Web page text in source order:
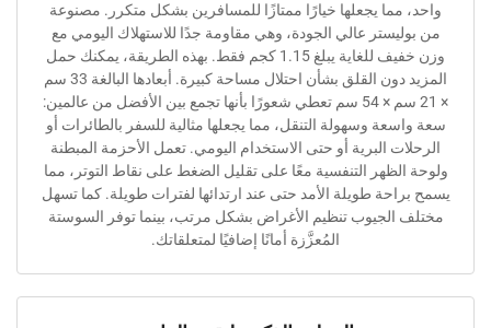
يجعلها خيارًا ممتازًا للمسافرين بشكل متكرر. مصنوعة
عالي الجودة، وهي مقاومة جدًا للاستهلاك اليومي مع
وزن خفيف للغاية يبلغ 1.15 كجم فقط. بهذه الطريقة، يمكنك حمل
المزيد دون القلق بشأن احتلال مساحة كبيرة. أبعادها البالغة 33 سم
× 21 سم × 54 سم تعطي شعورًا بأنها تجمع بين الأفضل من عالمين:
وسهولة التنقل، مما يجعلها مثالية للسفر بالطائرات أو
البرية أو حتى الاستخدام اليومي. تعمل الأحزمة المبطنة
التنفسية معًا على تقليل الضغط على نقاط التوتر، مما
طويلة الأمد حتى عند ارتدائها لفترات طويلة. كما تسهل
تنظيم الأغراض بشكل مرتب، بينما توفر السوستة
المُعزَّزة أمانًا إضافيًا لمتعلقاتك.